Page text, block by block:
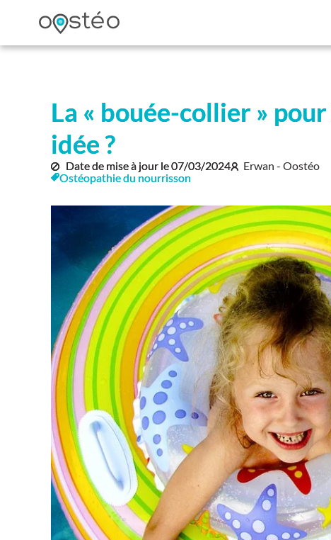
La « bouée-collier »
idée ?
Date de mise à jour le07/03/2024
Erwan - Oostéo
Ostéopathie du nourrisson